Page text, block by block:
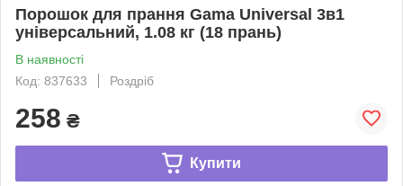
Порошок для прання Gama Universal 3в1
універсальний, 1.08 кг (18 прань)
В наявності
Код: 837633
Роздріб
258 ₴
Купити